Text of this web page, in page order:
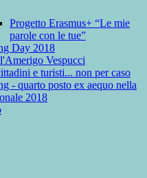
Progetto Erasmus+ “Le mie
parole con le tue”
Day 2018
Vespucci
e turisti... non per caso
- quarto posto ex aequo nella
2018